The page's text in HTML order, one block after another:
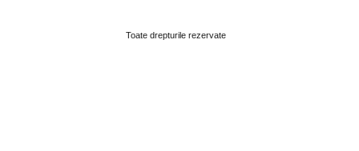
Toate drepturile rezervate